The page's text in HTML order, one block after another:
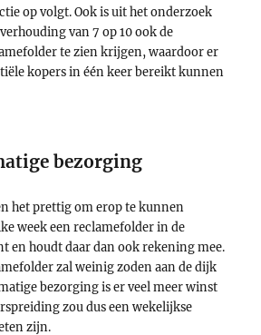
op volgt. Ook is uit het onderzoek
van 7 op 10 ook de
te zien krijgen, waardoor er
kopers in één keer bereikt kunnen
bezorging
het prettig om erop te kunnen
week een reclamefolder in de
en houdt daar dan ook rekening mee.
zal weinig zoden aan de dijk
bezorging is er veel meer winst
zou dus een wekelijkse
zijn.